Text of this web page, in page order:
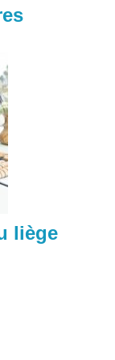
liège